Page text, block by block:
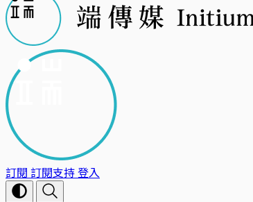
訂閱 訂閱支持登入